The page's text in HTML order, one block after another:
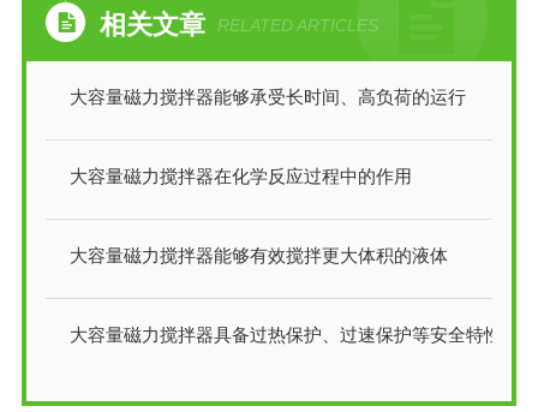
相关文章 RELATED ARTICLES
大容量磁力搅拌器能够承受长时间、高负荷的运行
大容量磁力搅拌器在化学反应过程中的作用
大容量磁力搅拌器能够有效搅拌更大体积的液体
大容量磁力搅拌器具备过热保护、过速保护等安全特性